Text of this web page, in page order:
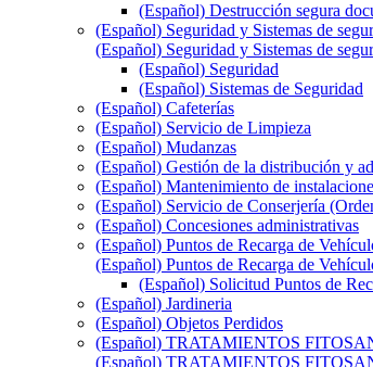
(Español) Destrucción segura
(Español) Seguridad y Sistemas de
(Español) Seguridad y Sistemas de
(Español) Seguridad
(Español) Sistemas de Seguridad
(Español) Cafeterías
(Español) Servicio de Limpieza
(Español) Mudanzas
(Español) Gestión de la distribución y
(Español) Mantenimiento de
(Español) Servicio de Conserjería
(Español) Concesiones administrativas
(Español) Puntos de Recarga de
(Español) Puntos de Recarga de
(Español) Solicitud Puntos de
(Español) Jardineria
(Español) Objetos Perdidos
(Español) TRATAMIENTOS
(Español) TRATAMIENTOS